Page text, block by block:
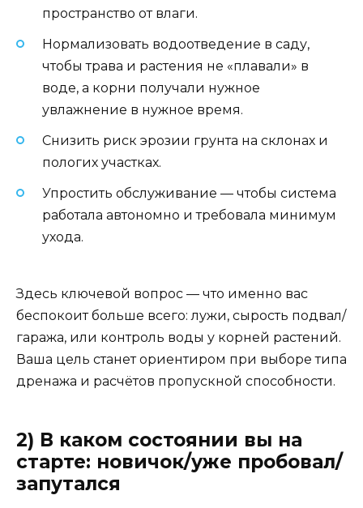
пространство от влаги.
Нормализовать водоотведение в саду,
чтобы трава и растения не «плавали» в
воде, а корни получали нужное
увлажнение в нужное время.
Снизить риск эрозии грунта на склонах и
пологих участках.
Упростить обслуживание — чтобы система
работала автономно и требовала минимум
ухода.
Здесь ключевой вопрос — что именно вас
беспокоит больше всего: лужи, сырость подвал/
гаража, или контроль воды у корней растений.
Ваша цель станет ориентиром при выборе типа
дренажа и расчётов пропускной способности.
2) В каком состоянии вы на
старте: новичок/уже пробовал/
запутался